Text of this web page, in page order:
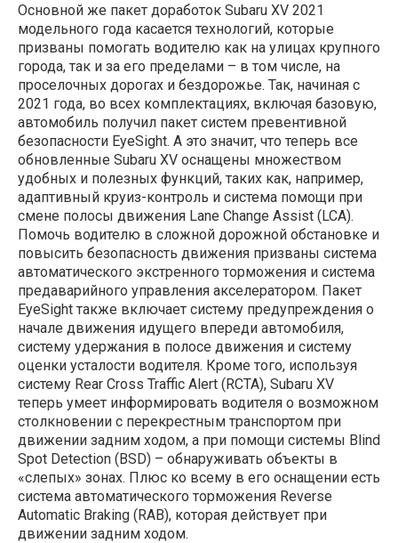
Основной же пакет доработок Subaru XV 2021
модельного года касается технологий, которые
призваны помогать водителю как на улицах крупного
города, так и за его пределами – в том числе, на
проселочных дорогах и бездорожье. Так, начиная с
2021 года, во всех комплектациях, включая базовую,
автомобиль получил пакет систем превентивной
безопасности EyeSight. А это значит, что теперь все
обновленные Subaru XV оснащены множеством
удобных и полезных функций, таких как, например,
адаптивный круиз-контроль и система помощи при
смене полосы движения Lane Change Assist (LCA).
Помочь водителю в сложной дорожной обстановке и
повысить безопасность движения призваны система
автоматического экстренного торможения и система
предаварийного управления акселератором. Пакет
EyeSight также включает систему предупреждения о
начале движения идущего впереди автомобиля,
систему удержания в полосе движения и систему
оценки усталости водителя. Кроме того, используя
систему Rear Cross Traffic Alert (RCTA), Subaru XV
теперь умеет информировать водителя о возможном
столкновении с перекрестным транспортом при
движении задним ходом, а при помощи системы Blind
Spot Detection (BSD) – обнаруживать объекты в
«слепых» зонах. Плюс ко всему в его оснащении есть
система автоматического торможения Reverse
Automatic Braking (RAB), которая действует при
движении задним ходом.